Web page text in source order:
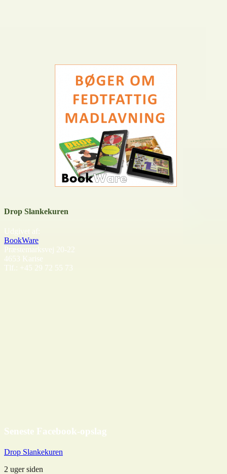
Drop Slankekuren
Udgivet af:
BookWare
Præstemarksvej 20-22
4653 Karise
Tlf.: +45 29 72 55 73
Seneste Facebook-opslag
Drop Slankekuren
2 uger siden